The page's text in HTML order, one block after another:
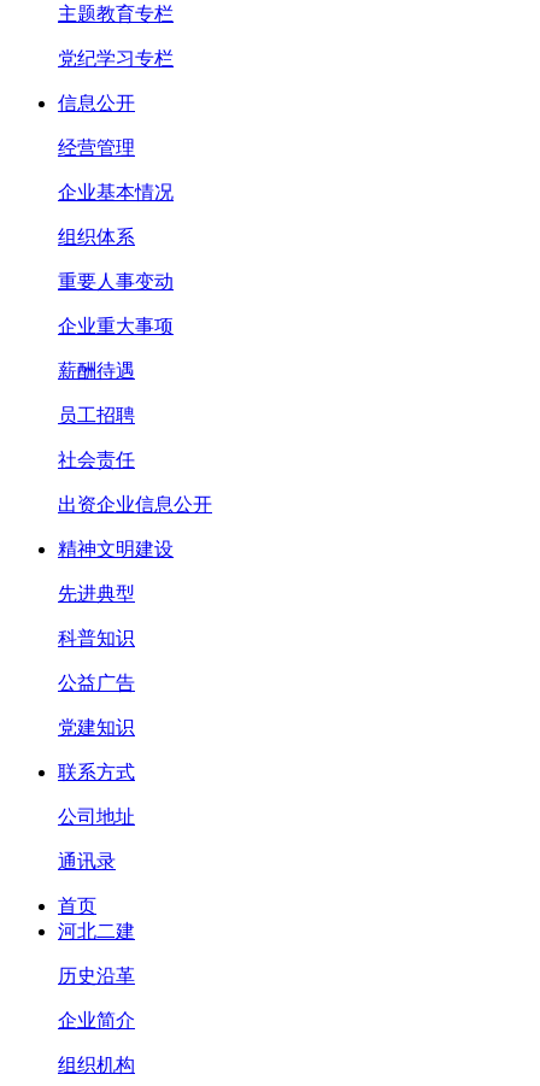
主题教育专栏
党纪学习专栏
信息公开
经营管理
企业基本情况
组织体系
重要人事变动
企业重大事项
薪酬待遇
员工招聘
社会责任
出资企业信息公开
精神文明建设
先进典型
科普知识
公益广告
党建知识
联系方式
公司地址
通讯录
首页
河北二建
历史沿革
企业简介
组织机构